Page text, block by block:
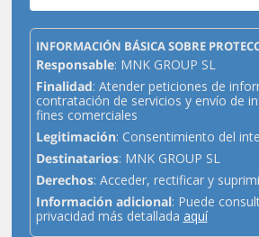
INFORMACIÓN BÁSICA SOBRE
Responsable: MNK GROUP SL
Finalidad: Atender peticiones de
contratación de servicios y envío de
fines comerciales
Legitimación: Consentimiento del
Destinatarios: MNK GROUP SL
Derechos: Acceder, rectificar y
Información adicional: Puede
privacidad más detallada aquí